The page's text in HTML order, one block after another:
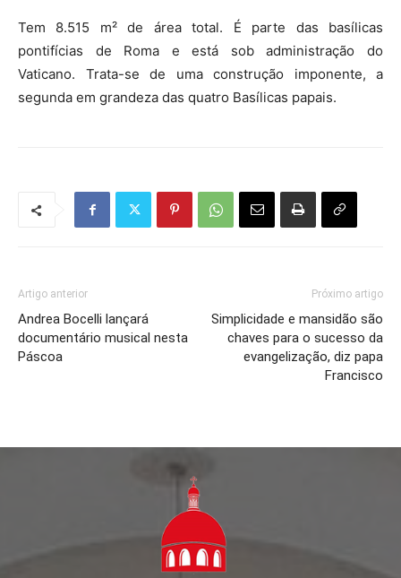
Tem 8.515 m² de área total. É parte das basílicas
pontifícias de Roma e está sob administração do
Vaticano. Trata-se de uma construção imponente, a
segunda em grandeza das quatro Basílicas papais.
Artigo anterior
Andrea Bocelli lançará
documentário musical nesta
Páscoa
Próximo artigo
Simplicidade e mansidão são
chaves para o sucesso da
evangelização, diz papa
Francisco